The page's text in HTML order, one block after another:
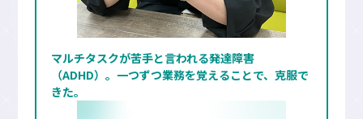
マルチタスクが苦手と言われる発達障害
（ADHD）。一つずつ業務を覚えることで、克服で
きた。